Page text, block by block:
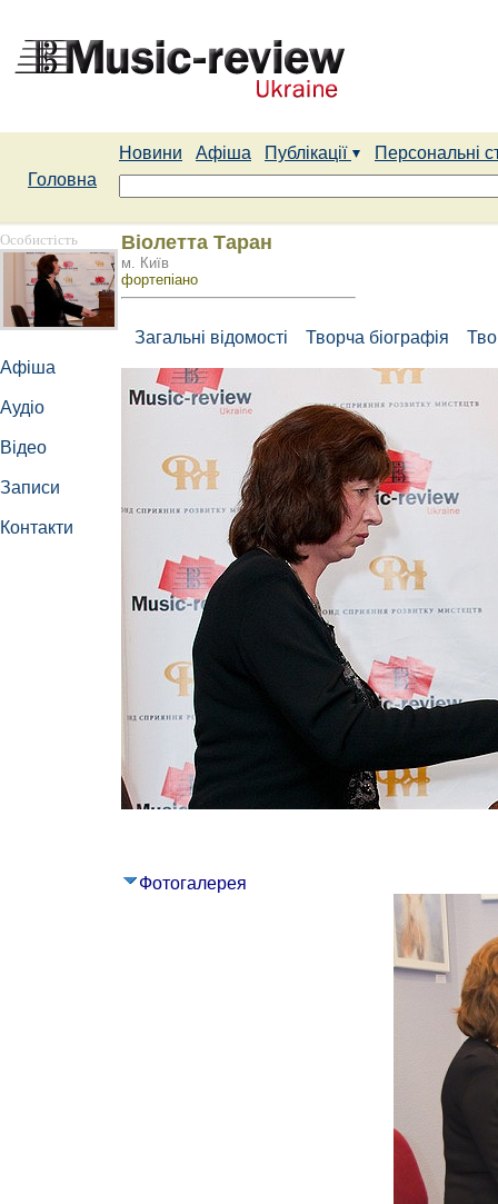
Новини Афіша Публікації
Персональні
Головна
Особистість
Афіша
Аудіо
Відео
Записи
Контакти
Віолетта Таран
м. Київ
фортепіано
Загальні відомості Творча біографія
Фотогалерея